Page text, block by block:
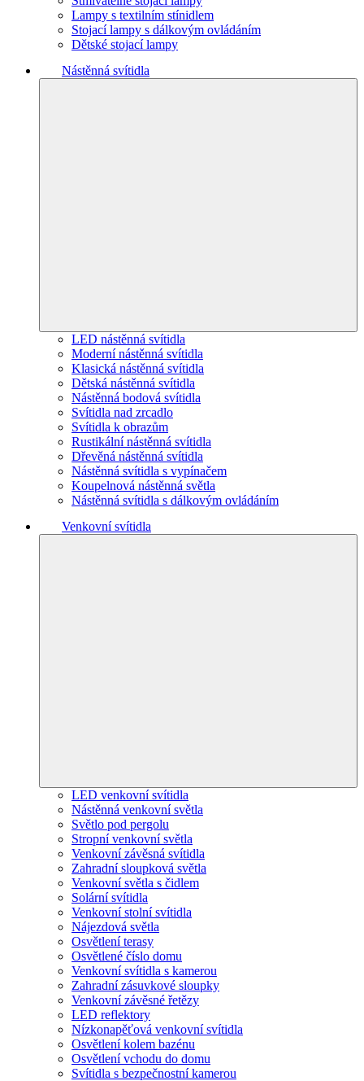
Lampy s textilním stínidlem
Stojací lampy s dálkovým ovládáním
Dětské stojací lampy
Nástěnná svítidla
LED nástěnná svítidla
Moderní nástěnná svítidla
Klasická nástěnná svítidla
Dětská nástěnná svítidla
Nástěnná bodová svítidla
Svítidla nad zrcadlo
Svítidla k obrazům
Rustikální nástěnná svítidla
Dřevěná nástěnná svítidla
Nástěnná svítidla s vypínačem
Koupelnová nástěnná světla
Nástěnná svítidla s dálkovým ovládáním
Venkovní svítidla
LED venkovní svítidla
Nástěnná venkovní světla
Světlo pod pergolu
Stropní venkovní světla
Venkovní závěsná svítidla
Zahradní sloupková světla
Venkovní světla s čidlem
Solární svítidla
Venkovní stolní svítidla
Nájezdová světla
Osvětlení terasy
Osvětlené číslo domu
Venkovní svítidla s kamerou
Zahradní zásuvkové sloupky
Venkovní závěsné řetězy
LED reflektory
Nízkonapěťová venkovní svítidla
Osvětlení kolem bazénu
Osvětlení vchodu do domu
Svítidla s bezpečnostní kamerou